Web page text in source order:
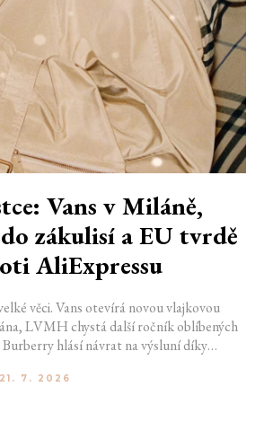
Vans v Miláně,
zákulisí a EU tvrdě
AliExpressu
věci. Vans otevírá novou vlajkovou
LVMH chystá další ročník oblíbených
hlásí návrat na výsluní díky
21. 7. 2026